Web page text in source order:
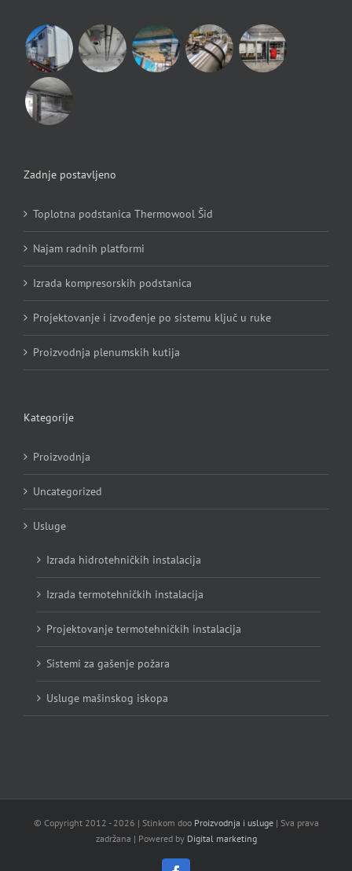
Zadnje postavljeno
Toplotna podstanica Thermowool Šid
Najam radnih platformi
Izrada kompresorskih podstanica
Projektovanje i izvođenje po sistemu ključ u ruke
Proizvodnja plenumskih kutija
Kategorije
Proizvodnja
Uncategorized
Usluge
Izrada hidrotehničkih instalacija
Izrada termotehničkih instalacija
Projektovanje termotehničkih instalacija
Sistemi za gašenje požara
Usluge mašinskog iskopa
© Copyright 2012 - 2026 | Stinkom doo Proizvodnja i usluge| Sva prava
zadržana | Powered by Digital marketing